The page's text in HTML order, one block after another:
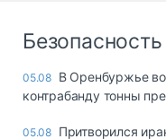
05.08 В Оренбуржье
контрабанду тонны
05.08 Притворился